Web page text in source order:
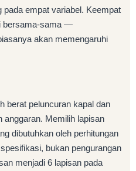
pada empat variabel. Keempat
bersama-sama —
akan memengaruhi
berat peluncuran kapal dan
anggaran. Memilih lapisan
dibutuhkan oleh perhitungan
bukan pengurangan
menjadi 6 lapisan pada